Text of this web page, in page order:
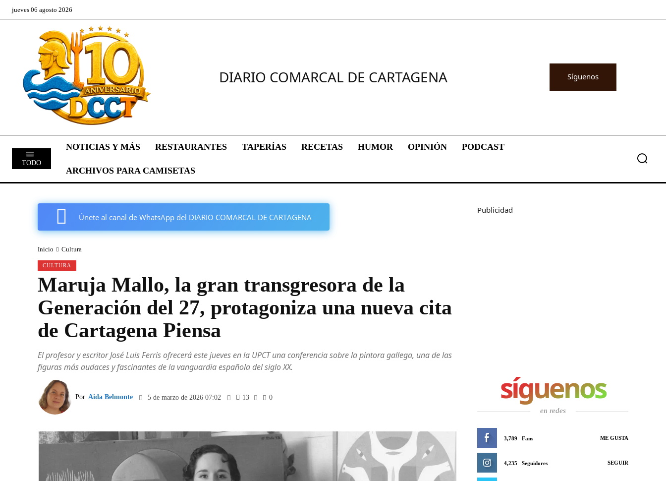
jueves 06 agosto 2026
DIARIO COMARCAL DE CARTAGENA Síguenos
TODO
NOTICIAS Y MÁS RESTAURANTES TAPERÍAS RECETAS HUMOR OPINIÓN PODCAST
ARCHIVOS PARA CAMISETAS
Únete al canal de WhatsApp del DIARIO COMARCAL DE CARTAGENA
Inicio Cultura
CULTURA
Maruja Mallo, la gran transgresora de la
Generación del 27, protagoniza una nueva cita
de Cartagena Piensa
El profesor y escritor José Luis Ferris ofrecerá este jueves en la UPCT una conferencia sobre la pintora gallega, una de las
figuras más audaces y fascinantes de la vanguardia española del siglo XX.
Por Aida Belmonte 5 de marzo de 2026 07:02 13 0
Publicidad
síguenos
en redes
3,789 Fans ME GUSTA
4,235 Seguidores SEGUIR